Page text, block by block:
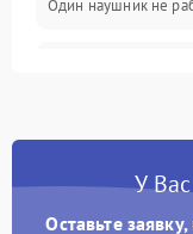
Один наушник не
Треск У
Оставьте